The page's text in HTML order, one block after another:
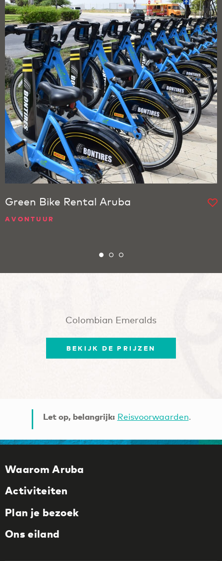
Green Bike Rental Aruba
AVONTUUR
Colombian Emeralds
BEKIJK DE PRIJZEN
Let op, belangrijk: Reisvoorwaarden.
Waarom Aruba
Activiteiten
Plan je bezoek
Ons eiland